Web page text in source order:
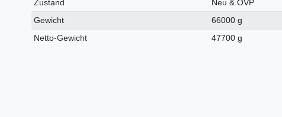
Zustand
Neu & OVP
Gewicht
66000 g
Netto-Gewicht
47700 g